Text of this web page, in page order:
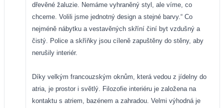
dřevěné žaluzie. Nemáme vyhraněný styl, ale víme, co
chceme. Volili jsme jednotný design a stejné barvy.“ Co
nejméně nábytku a vestavěných skříní činí byt vzdušný a
čistý. Police a skříňky jsou cíleně zapuštěny do stěny, aby
nerušily interiér.
Díky velkým francouzským oknům, která vedou z jídelny do
atria, je prostor i světlý. Filozofie interiéru je založena na
kontaktu s atriem, bazénem a zahradou. Velmi výhodná je